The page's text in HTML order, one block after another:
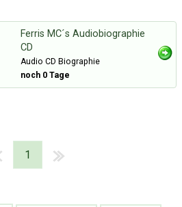
Ferris MC´s Audiobiographie
CD
Audio CD Biographie
noch 0 Tage
1